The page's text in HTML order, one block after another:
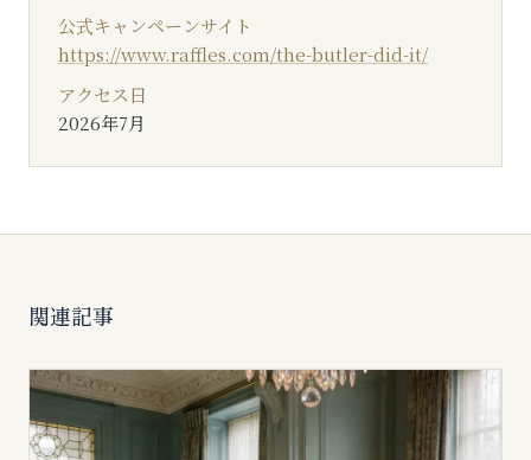
公式キャンペーンサイト
https://www.raffles.com/the-butler-did-it/
アクセス日
2026年7月
関連記事